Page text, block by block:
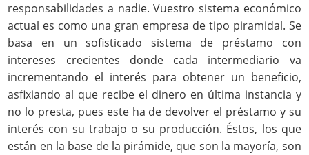
responsabilidades a nadie. Vuestro sistema económico
actual es como una gran empresa de tipo piramidal. Se
basa en un sofisticado sistema de préstamo con
intereses crecientes donde cada intermediario va
incrementando el interés para obtener un beneficio,
asfixiando al que recibe el dinero en última instancia y
no lo presta, pues este ha de devolver el préstamo y su
interés con su trabajo o su producción. Éstos, los que
están en la base de la pirámide, que son la mayoría, son